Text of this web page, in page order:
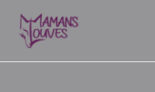
Aller
contenu